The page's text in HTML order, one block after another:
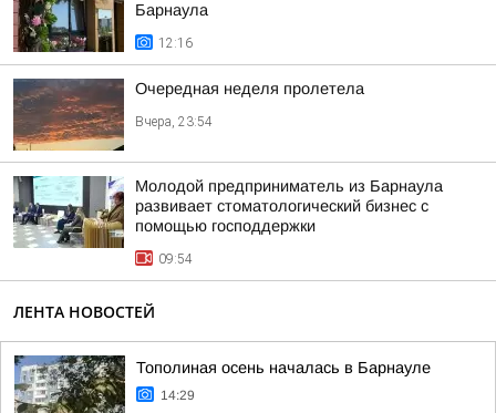
Барнаула
12:16
Очередная неделя пролетела
Вчера, 23:54
Молодой предприниматель из Барнаула
развивает стоматологический бизнес с
помощью господдержки
09:54
ЛЕНТА НОВОСТЕЙ
Тополиная осень началась в Барнауле
14:29